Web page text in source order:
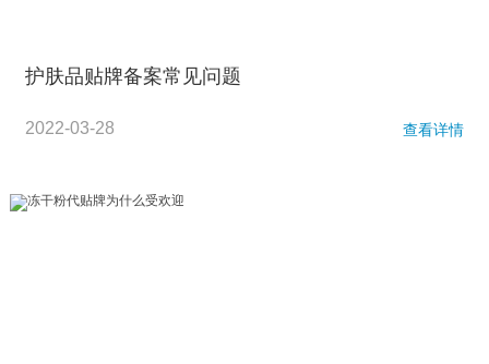
护肤品贴牌备案常见问题
2022-03-28 查看详情